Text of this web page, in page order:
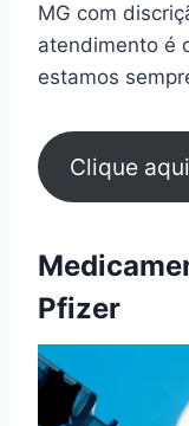
MG com
atendimento é
estamos
Clique
Pfizer